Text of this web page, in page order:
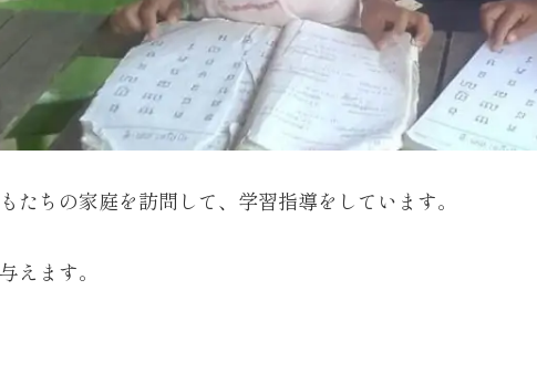
たちの家庭を訪問して、学習指導をしています。
えます。